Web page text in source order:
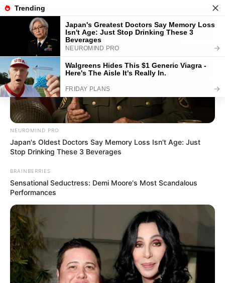
Interessante und außergewöhnliche Angebote zum
Kindergeburtstag
Tipp eintragen Spiele Kindermund
Morgen ist Hohes Friedensfest (in Augsburg ein
Feiertag): Sonnabend, den 08.08.2026
Ideen und Angebote für den Kindergeburtstag im
Bundesland Hessen, die auch von unseren
Seitenbesuchern eingetragen wurden:
Kindergeburtstag auf der Burg Ronneburg - Die im
NEUROMIND PRO
Japan's Oldest Doctors Say Memory Loss Isn't Age: Just
Stop Drinking These 3 Beverages
BRAINBERRIES
Sensational Seductress: Demi Moore's Most Scandalous
Performances